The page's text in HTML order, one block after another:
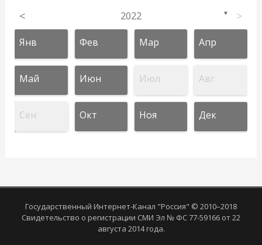
< 2022 ▼ >
Янв Фев Мар Апр
Май Июн Июл Авг
Сен Окт Ноя Дек
Государственный Интернет-Канал "Россия" © 2010–2018
Свидетельство о регистрации СМИ Эл № ФС 77-59166 от 22
августа 2014 года.